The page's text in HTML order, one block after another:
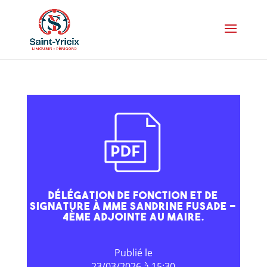
Délégation de fonction et de
signature à Mme Sandrine FUSADE –
4ème Adjointe au Maire.